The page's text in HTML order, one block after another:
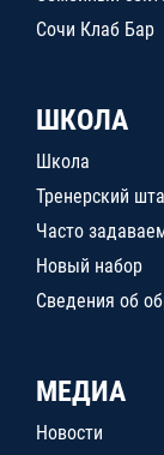
Сочи Клаб Бар
ШКОЛА
Школа
Тренерский
Часто
Новый набор
Сведения об
МЕДИА
Новости